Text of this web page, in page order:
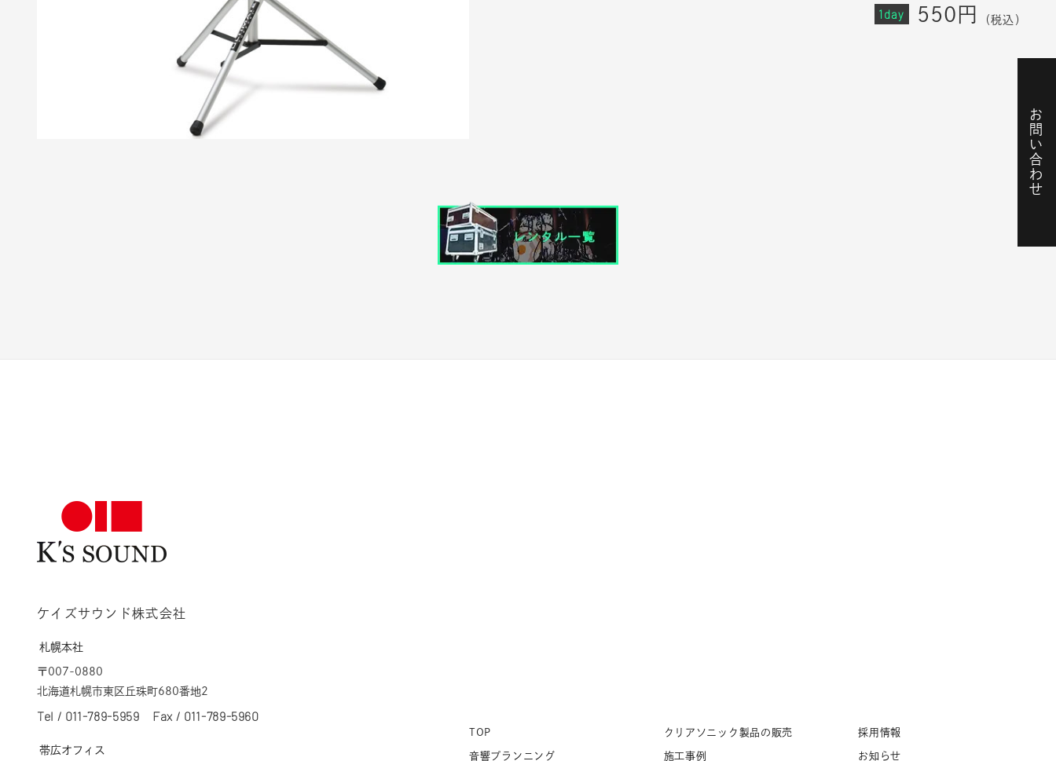
お問い合わせ
1day 550円 （税込）
ケイズサウンド株式会社
札幌本社
〒007-0880
北海道札幌市東区丘珠町680番地2
Tel / 011-789-5959 Fax / 011-789-5960
帯広オフィス
TOP
音響プランニング
クリアソニック製品の販売
施工事例
採用情報
お知らせ